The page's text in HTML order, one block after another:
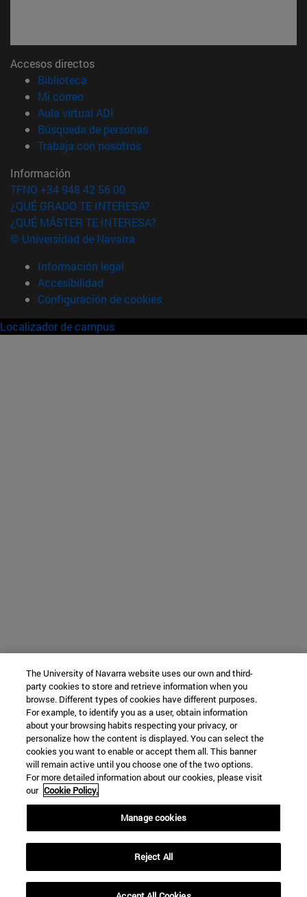
Accesos directos
Biblioteca
Mi correo(abre en nueva ventana)
Aula virtual ADI
Búsqueda de personas(abre en nueva ventana)
Trabaja con nosotros(abre en nueva ventana)
Información
TFNO +34 948 42 56 00
¿QUÉ GRADO TE INTERESA?
¿QUÉ MÁSTER TE INTERESA?
© Universidad de Navarra
Información legal
Accesibilidad
Configuración de cookies
Localizador de campus
The University of Navarra website uses our own and third-
party cookies to store and retrieve information when you
browse. Different types of cookies have different purposes.
For example, to identify you as a user, obtain information
about your browsing habits respecting your privacy, or
personalize how the content is displayed. You can select the
cookies you want to enable or accept them all. This banner
will remain active until you choose one of the two options.
For more detailed information about our cookies, please visit
our Cookie Policy.
Manage cookies
Reject All